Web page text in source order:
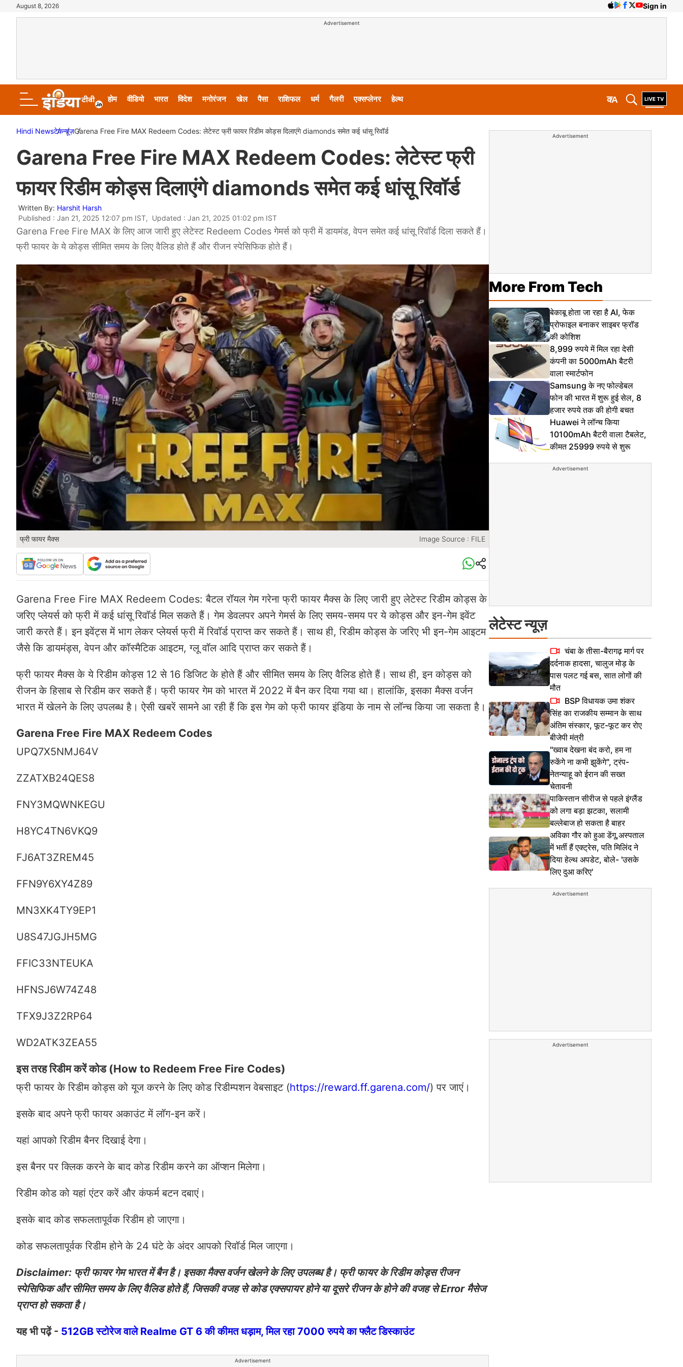
August 8, 2026 Sign in
Advertisement
होम वीडियो भारत विदेश मनोरंजन खेल पैसा राशिफल धर्म गैलरी एक्सप्लेनर हेल्थ A
क
Hindi Newsटेकन्यूज़Garena Free Fire MAX Redeem Codes: लेटेस्ट फ्री फायर रिडीम कोड्स दिलाएंगे diamonds समेत कई धांसू रिवॉर्ड
Garena Free Fire MAX Redeem Codes: लेटेस्ट फ्री
फायर रिडीम कोड्स दिलाएंगे diamonds समेत कई धांसू रिवॉर्ड
Written By: Harshit Harsh
Published : Jan 21, 2025 12:07 pm IST, Updated : Jan 21, 2025 01:02 pm IST
Garena Free Fire MAX के लिए आज जारी हुए लेटेस्ट Redeem Codes गेमर्स को फ्री में डायमंड, वेपन समेत कई धांसू रिवॉर्ड दिला सकते हैं।
फ्री फायर के ये कोड्स सीमित समय के लिए वैलिड होते हैं और रीजन स्पेसिफिक होते हैं।
फ्री फायर मैक्स Image Source : FILE
Garena Free Fire MAX Redeem Codes: बैटल रॉयल गेम गरेना फ्री फायर मैक्स के लिए जारी हुए लेटेस्ट रिडीम कोड्स के
जरिए प्लेयर्स को फ्री में कई धांसू रिवॉर्ड मिल सकते हैं। गेम डेवलपर अपने गेमर्स के लिए समय-समय पर ये कोड्स और इन-गेम इवेंट
जारी करते हैं। इन इवेंट्स में भाग लेकर प्लेयर्स फ्री में रिवॉर्ड प्राप्त कर सकते हैं। साथ ही, रिडीम कोड्स के जरिए भी इन-गेम आइटम
जैसे कि डायमंड्स, वेपन और कॉस्मैटिक आइटम, ग्लू वॉल आदि प्राप्त कर सकते हैं।
फ्री फायर मैक्स के ये रिडीम कोड्स 12 से 16 डिजिट के होते हैं और सीमित समय के लिए वैलिड होते हैं। साथ ही, इन कोड्स को
रीजन के हिसाब से रिडीम कर सकते हैं। फ्री फायर गेम को भारत में 2022 में बैन कर दिया गया था। हालांकि, इसका मैक्स वर्जन
भारत में खेलने के लिए उपलब्ध है। ऐसी खबरें सामने आ रही हैं कि इस गेम को फ्री फायर इंडिया के नाम से लॉन्च किया जा सकता है।
Garena Free Fire MAX Redeem Codes
UPQ7X5NMJ64V
ZZATXB24QES8
FNY3MQWNKEGU
H8YC4TN6VKQ9
FJ6AT3ZREM45
FFN9Y6XY4Z89
MN3XK4TY9EP1
U8S47JGJH5MG
FFIC33NTEUKA
HFNSJ6W74Z48
TFX9J3Z2RP64
WD2ATK3ZEA55
इस तरह रिडीम करें कोड (How to Redeem Free Fire Codes)
फ्री फायर के रिडीम कोड्स को यूज करने के लिए कोड रिडीम्पशन वेबसाइट (https://reward.ff.garena.com/) पर जाएं।
इसके बाद अपने फ्री फायर अकाउंट में लॉग-इन करें।
यहां आपको रिडीम बैनर दिखाई देगा।
इस बैनर पर क्लिक करने के बाद कोड रिडीम करने का ऑप्शन मिलेगा।
रिडीम कोड को यहां एंटर करें और कंफर्म बटन दबाएं।
इसके बाद कोड सफलतापूर्वक रिडीम हो जाएगा।
कोड सफलतापूर्वक रिडीम होने के 24 घंटे के अंदर आपको रिवॉर्ड मिल जाएगा।
Disclaimer: फ्री फायर गेम भारत में बैन है। इसका मैक्स वर्जन खेलने के लिए उपलब्ध है। फ्री फायर के रिडीम कोड्स रीजन
स्पेसिफिक और सीमित समय के लिए वैलिड होते हैं, जिसकी वजह से कोड एक्सपायर होने या दूसरे रीजन के होने की वजह से Error मैसेज
प्राप्त हो सकता है।
यह भी पढ़ें - 512GB स्टोरेज वाले Realme GT 6 की कीमत धड़ाम, मिल रहा 7000 रुपये का फ्लैट डिस्काउंट
Advertisement
Advertisement
More From Tech
बेकाबू होता जा रहा है AI, फेक
प्रोफाइल बनाकर साइबर फ्रॉड
की कोशिश
8,999 रुपये में मिल रहा देसी
कंपनी का 5000mAh बैटरी
वाला स्मार्टफोन
Samsung के नए फोल्डेबल
फोन की भारत में शुरू हुई सेल, 8
हजार रुपये तक की होगी बचत
Huawei ने लॉन्च किया
10100mAh बैटरी वाला टैबलेट,
कीमत 25999 रुपये से शुरू
Advertisement
लेटेस्ट न्यूज़
चंबा के तीसा-बैरागढ़ मार्ग पर
दर्दनाक हादसा, चालुज मोड़ के
पास पलट गई बस, सात लोगों की
मौत
BSP विधायक उमा शंकर
सिंह का राजकीय सम्मान के साथ
अंतिम संस्कार, फूट-फूट कर रोए
बीजेपी मंत्री
"ख्वाब देखना बंद करो, हम ना
रुकेंगे ना कभी झुकेंगे", ट्रंप-
नेतन्याहू को ईरान की सख्त
चेतावनी
पाकिस्तान सीरीज से पहले इंग्लैंड
को लगा बड़ा झटका, सलामी
बल्लेबाज हो सकता है बाहर
अविका गौर को हुआ डेंगू,अस्पताल
में भर्ती हैं एक्ट्रेस, पति मिलिंद ने
दिया हेल्थ अपडेट, बोले- 'उसके
लिए दुआ करिए'
Advertisement
Advertisement